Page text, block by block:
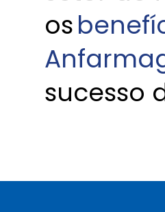
os
sucesso